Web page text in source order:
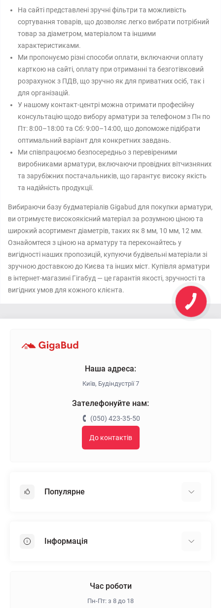
На сайті представлені зручні фільтри та можливість
сортування товарів, що дозволяє легко вибрати потрібний
товар за діаметром, матеріалом та іншими
характеристиками.
Ми пропонуємо різні способи оплати, включаючи оплату
карткою на сайті, оплату при отриманні та безготівковий
розрахунок з ПДВ, що зручно як для приватних осіб, так і
для організацій.
У нашому контакт-центрі можна отримати професійну
консультацію щодо вибору арматури за телефоном з Пн по
Пт: 8:00–18:00 та Сб: 9:00–14:00, що допоможе підібрати
оптимальний варіант для конкретних завдань.
Ми співпрацюємо безпосередньо з перевіреними
виробниками арматури, включаючи провідних вітчизняних
та зарубіжних постачальників, що гарантує високу якість
та надійність продукції.
Вибираючи базу будматеріалів Gigabud для покупки арматури,
ви отримуєте високоякісний матеріал за розумною ціною та
широкий асортимент діаметрів, таких як 8 мм, 10 мм, 12 мм.
Ознайомтеся з ціною на арматуру та переконайтесь у
вигідності наших пропозицій, купуючи будівельні матеріали зі
зручною доставкою до Києва та інших міст. Купівля арматури
в інтернет-магазині Гігабуд — це гарантія якості, зручності та
вигідних умов для кожного клієнта.
Наша адреса:
Київ, Будіндустрії 7
Зателефонуйте нам:
(050) 423-35-50
До контактів
Популярне
Пінопласт
Інформація
Час роботи
Пн-Пт: з 8 до 18